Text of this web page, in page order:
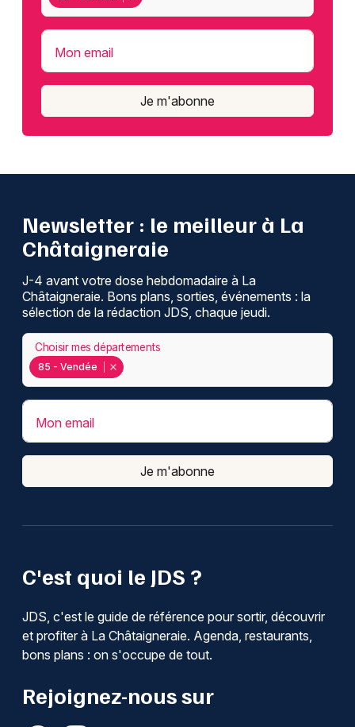
Mon email
Je m'abonne
C'est quoi le JDS ?
JDS, c'est le guide de référence pour sortir, découvrir
et profiter à La Châtaigneraie. Agenda, restaurants,
bons plans : on s'occupe de tout.
Rejoignez-nous sur
Newsletter : le meilleur à La
Châtaigneraie
J-4 avant votre dose hebdomadaire à La
Châtaigneraie. Bons plans, sorties, événements : la
sélection de la rédaction JDS, chaque jeudi.
85 - Vendée
Choisir mes départements
Mon email
Je m'abonne